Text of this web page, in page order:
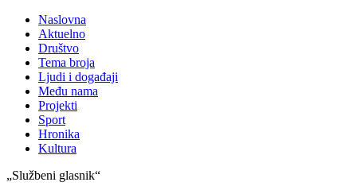
Naslovna
Aktuelno
Društvo
Tema broja
Ljudi i događaji
Među nama
Projekti
Sport
Hronika
Kultura
„Službeni glasnik“